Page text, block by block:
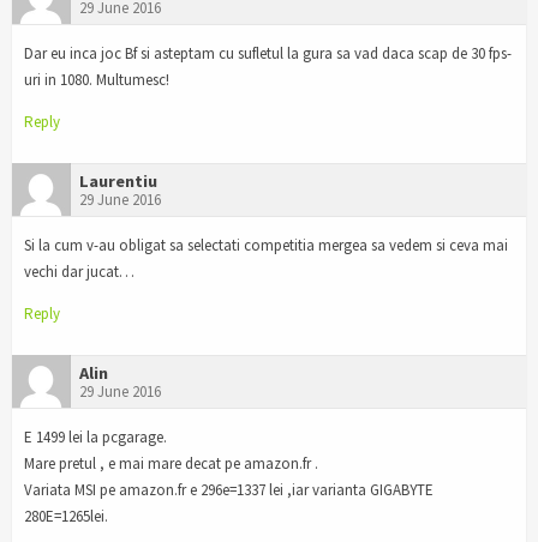
29 June 2016
Dar eu inca joc Bf si asteptam cu sufletul la gura sa vad daca scap de 30 fps-
uri in 1080. Multumesc!
Reply
Laurentiu
29 June 2016
Si la cum v-au obligat sa selectati competitia mergea sa vedem si ceva mai
vechi dar jucat…
Reply
Alin
29 June 2016
E 1499 lei la pcgarage.
Mare pretul , e mai mare decat pe amazon.fr .
Variata MSI pe amazon.fr e 296e=1337 lei ,iar varianta GIGABYTE
280E=1265lei.